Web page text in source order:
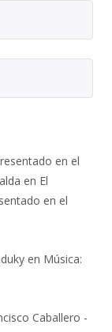
en el
en El
en el
en Música:
Caballero -